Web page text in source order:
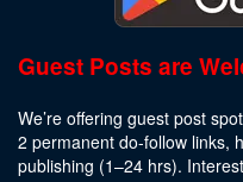
Guest Posts are
We’re offering guest post
2 permanent do-follow links,
publishing (1–24 hrs).